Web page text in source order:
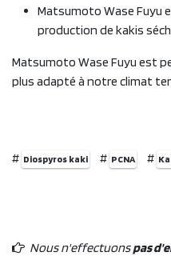
Matsumoto Wase Fuyu
production de kakis
Matsumoto Wase Fuyu est
plus adapté à notre climat
# Diospyros kaki # PCNA #
Nous n'effectuonspas